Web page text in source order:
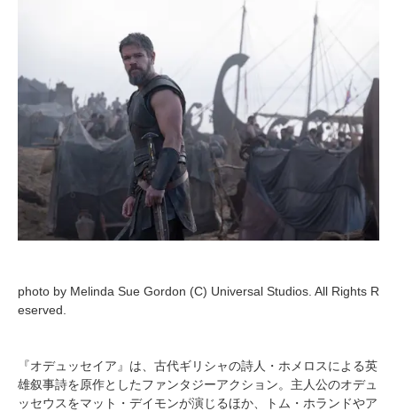
photo by Melinda Sue Gordon (C) Universal Studios. All Rights R
eserved.
『オデュッセイア』は、古代ギリシャの詩人・ホメロスによる英
雄叙事詩を原作としたファンタジーアクション。主人公のオデュ
ッセウスをマット・デイモンが演じるほか、トム・ホランドやア